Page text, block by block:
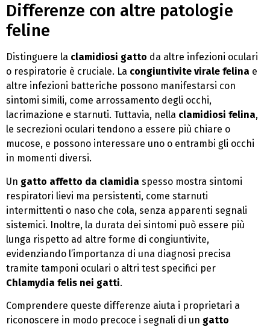
Differenze con altre patologie
feline
Distinguere la clamidiosi gatto da altre infezioni oculari
o respiratorie è cruciale. La congiuntivite virale felina e
altre infezioni batteriche possono manifestarsi con
sintomi simili, come arrossamento degli occhi,
lacrimazione e starnuti. Tuttavia, nella clamidiosi felina,
le secrezioni oculari tendono a essere più chiare o
mucose, e possono interessare uno o entrambi gli occhi
in momenti diversi.
Un gatto affetto da clamidia spesso mostra sintomi
respiratori lievi ma persistenti, come starnuti
intermittenti o naso che cola, senza apparenti segnali
sistemici. Inoltre, la durata dei sintomi può essere più
lunga rispetto ad altre forme di congiuntivite,
evidenziando l’importanza di una diagnosi precisa
tramite tamponi oculari o altri test specifici per
Chlamydia felis nei gatti.
Comprendere queste differenze aiuta i proprietari a
riconoscere in modo precoce i segnali di un gatto